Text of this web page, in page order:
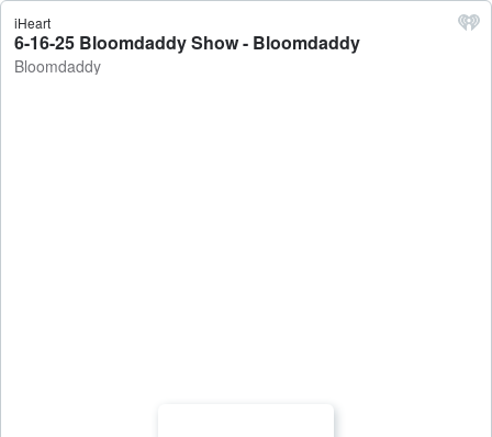
iHeart
6-16-25 Bloomdaddy Show - Bloomdaddy
Bloomdaddy